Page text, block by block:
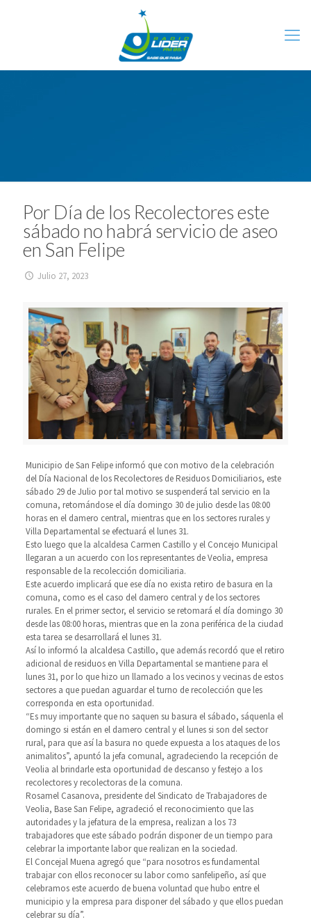
Por Día de los Recolectores este
sábado no habrá servicio de aseo
en San Felipe
Julio 27, 2023
Municipio de San Felipe informó que con motivo de la celebración
del Día Nacional de los Recolectores de Residuos Domiciliarios, este
sábado 29 de Julio por tal motivo se suspenderá tal servicio en la
comuna, retomándose el día domingo 30 de julio desde las 08:00
horas en el damero central, mientras que en los sectores rurales y
Villa Departamental se efectuará el lunes 31.
Esto luego que la alcaldesa Carmen Castillo y el Concejo Municipal
llegaran a un acuerdo con los representantes de Veolia, empresa
responsable de la recolección domiciliaria.
Este acuerdo implicará que ese día no exista retiro de basura en la
comuna, como es el caso del damero central y de los sectores
rurales. En el primer sector, el servicio se retomará el día domingo 30
desde las 08:00 horas, mientras que en la zona periférica de la ciudad
esta tarea se desarrollará el lunes 31.
Así lo informó la alcaldesa Castillo, que además recordó que el retiro
adicional de residuos en Villa Departamental se mantiene para el
lunes 31, por lo que hizo un llamado a los vecinos y vecinas de estos
sectores a que puedan aguardar el turno de recolección que les
corresponda en esta oportunidad.
“Es muy importante que no saquen su basura el sábado, sáquenla el
domingo si están en el damero central y el lunes si son del sector
rural, para que así la basura no quede expuesta a los ataques de los
animalitos”, apuntó la jefa comunal, agradeciendo la recepción de
Veolia al brindarle esta oportunidad de descanso y festejo a los
recolectores y recolectoras de la comuna.
Rosamel Casanova, presidente del Sindicato de Trabajadores de
Veolia, Base San Felipe, agradeció el reconocimiento que las
autoridades y la jefatura de la empresa, realizan a los 73
trabajadores que este sábado podrán disponer de un tiempo para
celebrar la importante labor que realizan en la sociedad.
El Concejal Muena agregó que “para nosotros es fundamental
trabajar con ellos reconocer su labor como sanfelipeño, así que
celebramos este acuerdo de buena voluntad que hubo entre el
municipio y la empresa para disponer del sábado y que ellos puedan
celebrar su día”.